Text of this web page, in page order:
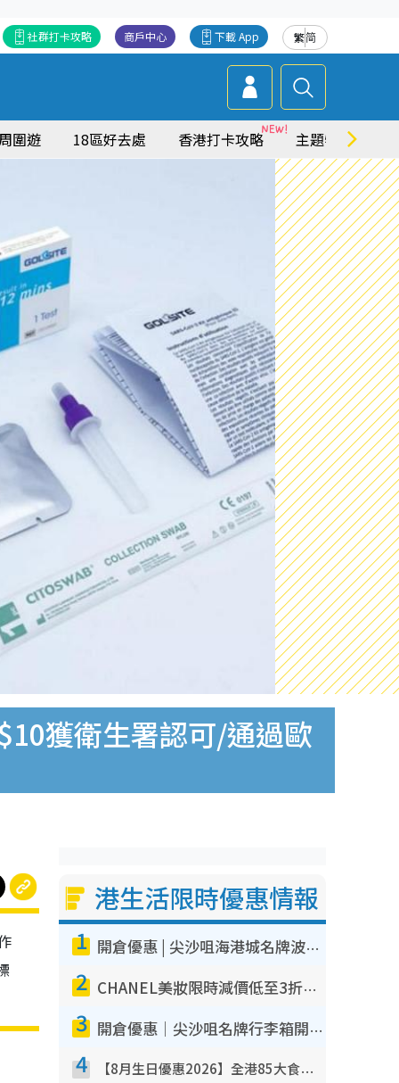
繁简
下載 App
商戶中心
社群打卡攻略
圍遊 18區好去處 香港打卡攻略 主題特集
獲衛生署認可/通過歐
港生活限時優惠情報
1 開倉優惠 | 尖沙咀海港城名牌波鞋開倉低至1折！On鞋$899起／Joy&Peace鞋履$98起
2 CHANEL美妝限時減價低至3折！人氣粉底/唇膏/精華液低至$275！COCO香水都有平
3 開倉優惠｜尖沙咀名牌行李箱開倉低至4折！一連5日 American Tourister/ace./Hallmark $200起！
4 【8月生日優惠2026】全港85大食買玩著數攻略 自助餐/火鍋放題同行免費＋誠品/DONKI送現金券